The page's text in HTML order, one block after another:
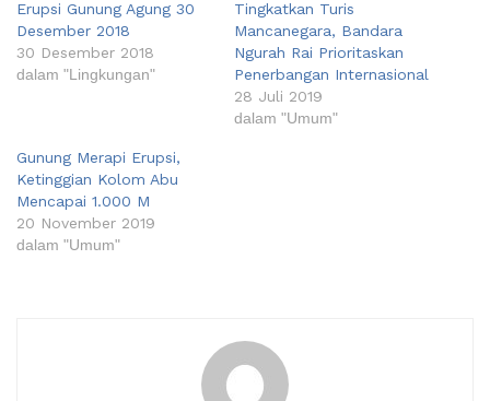
Erupsi Gunung Agung 30
Desember 2018
30 Desember 2018
dalam "Lingkungan"
Tingkatkan Turis
Mancanegara, Bandara
Ngurah Rai Prioritaskan
Penerbangan Internasional
28 Juli 2019
dalam "Umum"
Gunung Merapi Erupsi,
Ketinggian Kolom Abu
Mencapai 1.000 M
20 November 2019
dalam "Umum"